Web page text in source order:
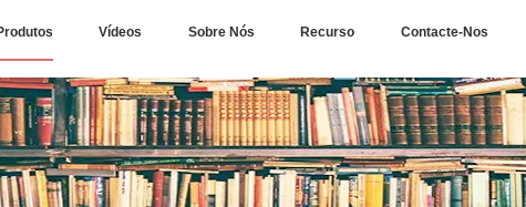
Vídeos Sobre Nós Recurso Contacte-Nos